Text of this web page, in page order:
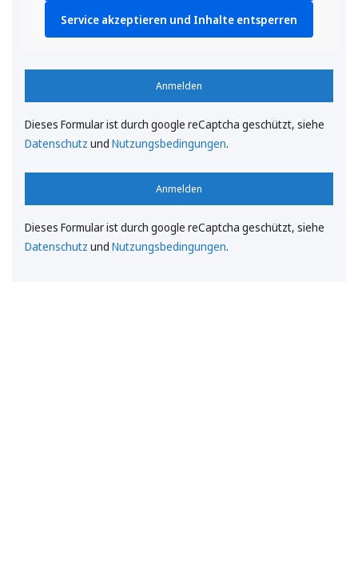
Service akzeptieren und Inhalte entsperren
Anmelden
Dieses Formular ist durch google reCaptcha geschützt, siehe
Datenschutz und Nutzungsbedingungen.
Anmelden
Dieses Formular ist durch google reCaptcha geschützt, siehe
Datenschutz und Nutzungsbedingungen.